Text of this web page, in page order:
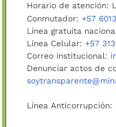
Horario de atención:
Conmutador: +57
Línea gratuita
Línea Celular: +57
Correo institucional:
Denunciar actos de
Línea Anticorrupción: